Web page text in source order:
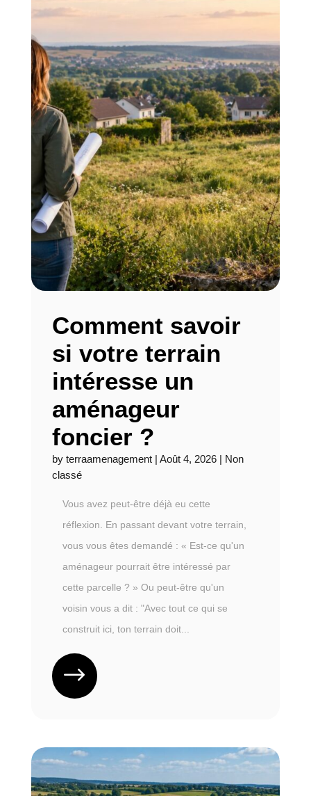
Comment savoir
si votre terrain
intéresse un
aménageur
foncier ?
by terraamenagement| Août 4, 2026| Non
classé
Vous avez peut-être déjà eu cette
réflexion. En passant devant votre terrain,
vous vous êtes demandé : « Est-ce qu'un
aménageur pourrait être intéressé par
cette parcelle ? » Ou peut-être qu'un
voisin vous a dit : "Avec tout ce qui se
construit ici, ton terrain doit...